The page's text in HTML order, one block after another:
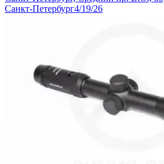
Санкт-Петербург4/19/26